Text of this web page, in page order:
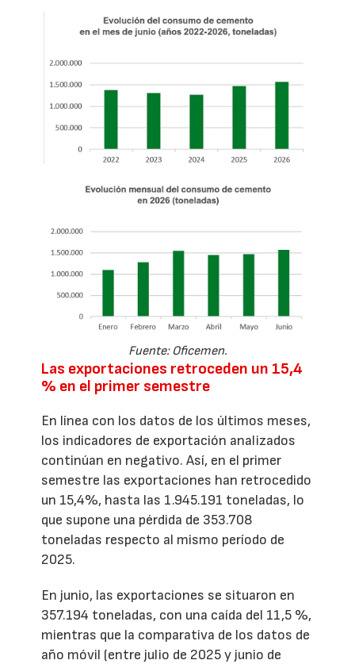
Fuente: Oficemen.
Las exportaciones retroceden un 15,4
% en el primer semestre
En línea con los datos de los últimos meses,
los indicadores de exportación analizados
continúan en negativo. Así, en el primer
semestre las exportaciones han retrocedido
un 15,4%, hasta las 1.945.191 toneladas, lo
que supone una pérdida de 353.708
toneladas respecto al mismo período de
2025.
En junio, las exportaciones se situaron en
357.194 toneladas, con una caída del 11,5 %,
mientras que la comparativa de los datos de
año móvil (entre julio de 2025 y junio de